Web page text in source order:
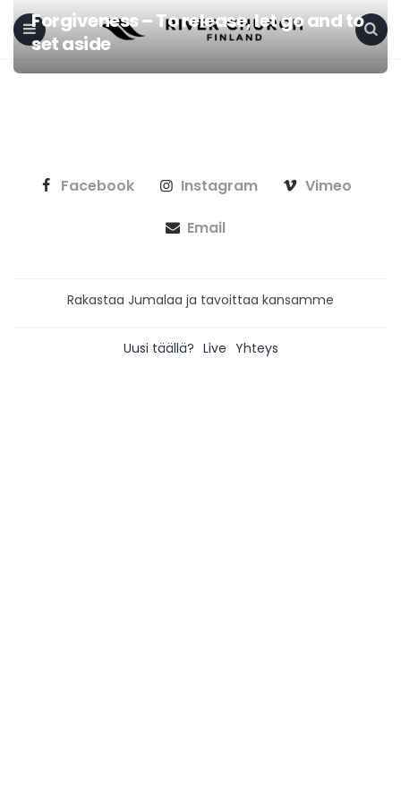
Forgiveness – To release, let go and to
set aside
Facebook Instagram Vimeo
Email
Rakastaa Jumalaa ja tavoittaa kansamme
Uusi täällä? Live Yhteys